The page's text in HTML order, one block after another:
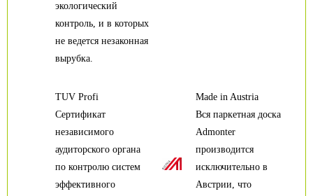
экологический
контроль, и в которых
не ведется незаконная
вырубка.
TUV Profi
Сертификат
независимого
аудиторского органа
по контролю систем
эффективного
Made in Austria
Вся паркетная доска
Admonter
производится
исключительно в
Австрии, что